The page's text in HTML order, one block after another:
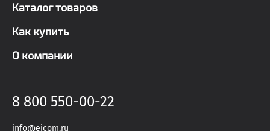
Каталог товаров
Как купить
О компании
8 800 550-00-22
info@eicom.ru